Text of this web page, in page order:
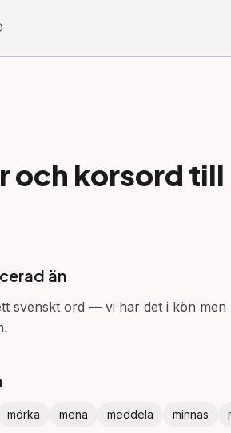
och korsord till
än
svenskt ord — vi har det i kön men
mörka mena meddela minnas